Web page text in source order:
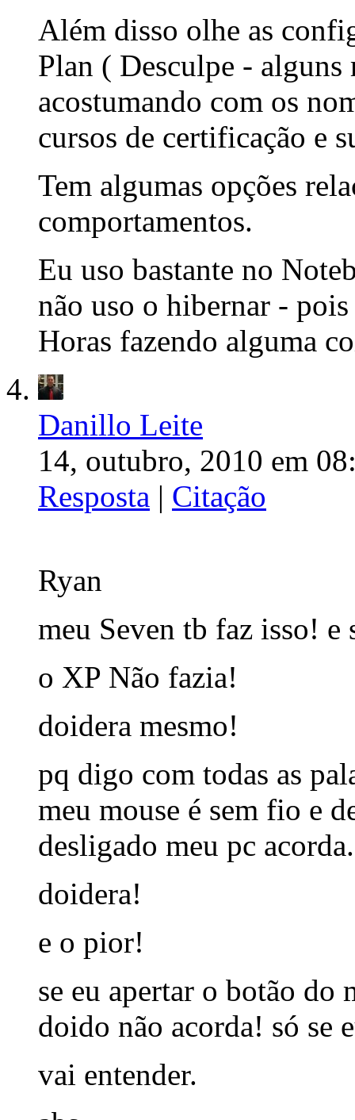
Além disso olhe as
Plan ( Desculpe - alguns
acostumando com os
cursos de certificação e
Tem algumas opções
comportamentos.
Eu uso bastante no
não uso o hibernar -
Horas fazendo alguma
Danillo Leite
14, outubro, 2010 em
Resposta | Citação
Ryan
meu Seven tb faz isso! e
o XP Não fazia!
doidera mesmo!
pq digo com todas as
meu mouse é sem fio e
desligado meu pc acorda.
doidera!
e o pior!
se eu apertar o botão do
doido não acorda! só se
vai entender.